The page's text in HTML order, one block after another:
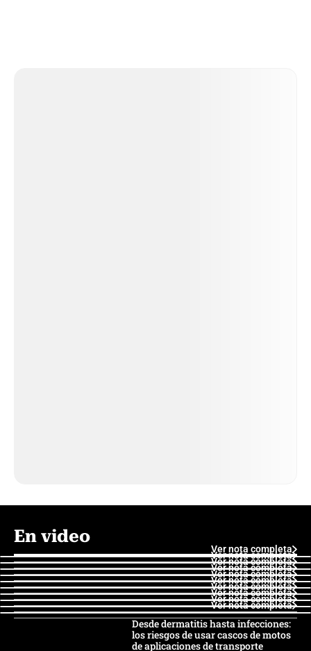
En video
Ver nota completa
Ver nota completa
Ver nota completa
Ver nota completa
Ver nota completa
Ver nota completa
Ver nota completa
Ver nota completa
Ver nota completa
Ver nota completa
Desde dermatitis hasta infecciones:
los riesgos de usar cascos de motos
de aplicaciones de transporte